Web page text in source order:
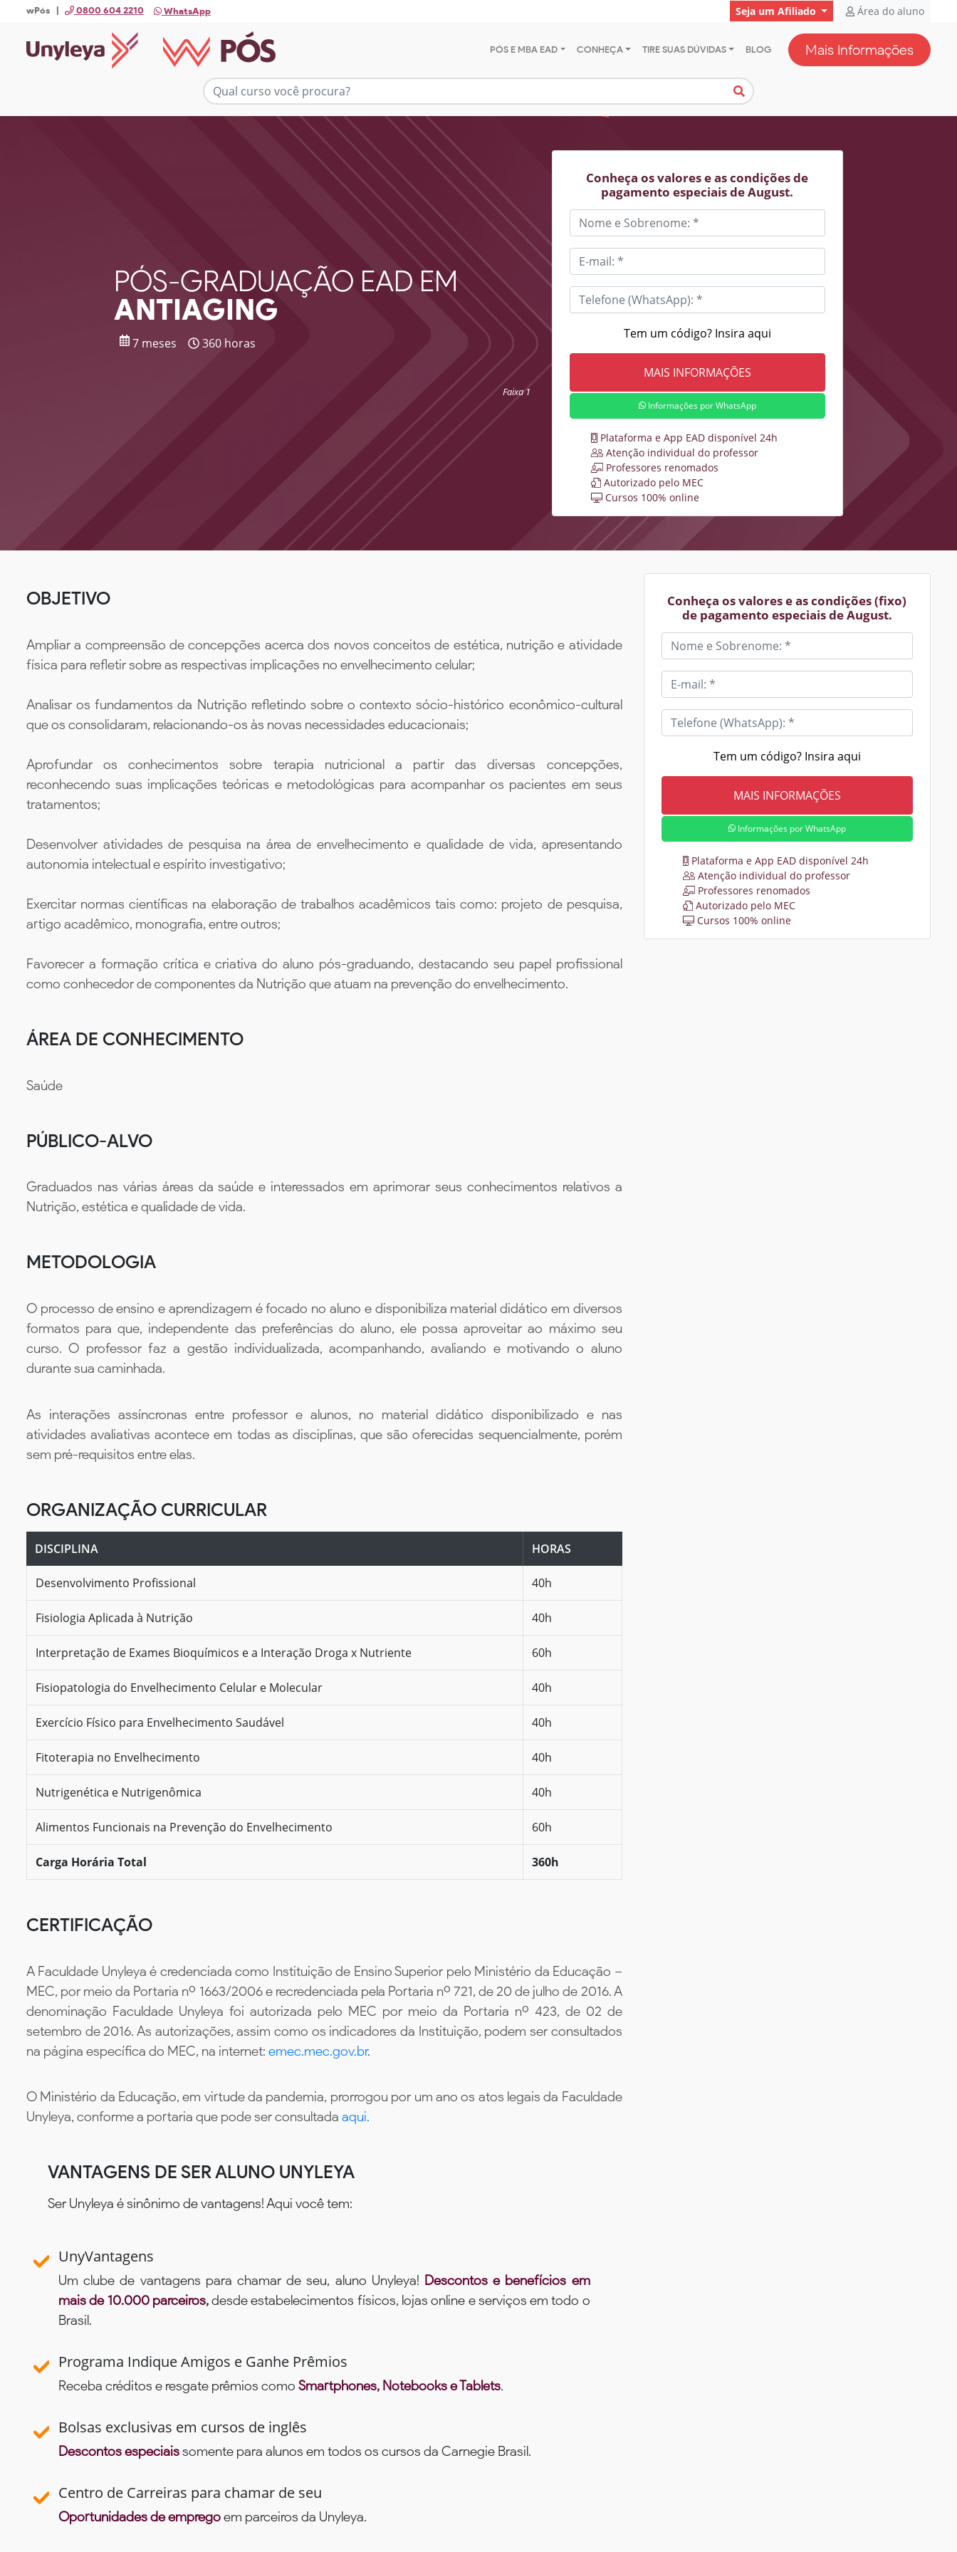
wPós | 0800 604 2210 WhatsApp Seja um Afiliado Área do aluno
PÓS E MBA EAD CONHEÇA TIRE SUAS DÚVIDAS BLOG Mais Informações
PÓS-GRADUAÇÃO EAD EM
ANTIAGING
7 meses 360 horas
Faixa 1
Conheça os valores e as condições de
pagamento especiais de August.
Tem um código? Insira aqui
Informações por WhatsApp
Plataforma e App EAD disponível 24h
Atenção individual do professor
Professores renomados
Autorizado pelo MEC
Cursos 100% online
OBJETIVO
Ampliar a compreensão de concepções acerca dos novos conceitos de estética, nutrição e atividade
física para refletir sobre as respectivas implicações no envelhecimento celular;
Analisar os fundamentos da Nutrição refletindo sobre o contexto sócio-histórico econômico-cultural
que os consolidaram, relacionando-os às novas necessidades educacionais;
Aprofundar os conhecimentos sobre terapia nutricional a partir das diversas concepções,
reconhecendo suas implicações teóricas e metodológicas para acompanhar os pacientes em seus
tratamentos;
Desenvolver atividades de pesquisa na área de envelhecimento e qualidade de vida, apresentando
autonomia intelectual e espírito investigativo;
Exercitar normas científicas na elaboração de trabalhos acadêmicos tais como: projeto de pesquisa,
artigo acadêmico, monografia, entre outros;
Favorecer a formação crítica e criativa do aluno pós-graduando, destacando seu papel profissional
como conhecedor de componentes da Nutrição que atuam na prevenção do envelhecimento.
ÁREA DE CONHECIMENTO
Saúde
PÚBLICO-ALVO
Graduados nas várias áreas da saúde e interessados em aprimorar seus conhecimentos relativos a
Nutrição, estética e qualidade de vida.
METODOLOGIA
O processo de ensino e aprendizagem é focado no aluno e disponibiliza material didático em diversos
formatos para que, independente das preferências do aluno, ele possa aproveitar ao máximo seu
curso. O professor faz a gestão individualizada, acompanhando, avaliando e motivando o aluno
durante sua caminhada.
As interações assíncronas entre professor e alunos, no material didático disponibilizado e nas
atividades avaliativas acontece em todas as disciplinas, que são oferecidas sequencialmente, porém
sem pré-requisitos entre elas.
ORGANIZAÇÃO CURRICULAR
DISCIPLINA HORAS
Desenvolvimento Profissional 40h
Fisiologia Aplicada à Nutrição 40h
Interpretação de Exames Bioquímicos e a Interação Droga x Nutriente 60h
Fisiopatologia do Envelhecimento Celular e Molecular 40h
Exercício Físico para Envelhecimento Saudável 40h
Fitoterapia no Envelhecimento 40h
Nutrigenética e Nutrigenômica 40h
Alimentos Funcionais na Prevenção do Envelhecimento 60h
Carga Horária Total 360h
CERTIFICAÇÃO
A Faculdade Unyleya é credenciada como Instituição de Ensino Superior pelo Ministério da Educação –
MEC, por meio da Portaria nº 1663/2006 e recredenciada pela Portaria nº 721, de 20 de julho de 2016. A
denominação Faculdade Unyleya foi autorizada pelo MEC por meio da Portaria nº 423, de 02 de
setembro de 2016. As autorizações, assim como os indicadores da Instituição, podem ser consultados
na página específica do MEC, na internet: emec.mec.gov.br.
O Ministério da Educação, em virtude da pandemia, prorrogou por um ano os atos legais da Faculdade
Unyleya, conforme a portaria que pode ser consultada aqui.
VANTAGENS DE SER ALUNO UNYLEYA
Ser Unyleya é sinônimo de vantagens! Aqui você tem:
UnyVantagens
Um clube de vantagens para chamar de seu, aluno Unyleya! Descontos e benefícios em
mais de 10.000 parceiros,desde estabelecimentos físicos, lojas online e serviços em todo o
Brasil.
Programa Indique Amigos e Ganhe Prêmios
Receba créditos e resgate prêmios como Smartphones, Notebooks e Tablets.
Bolsas exclusivas em cursos de inglês
Descontos especiaissomente para alunos em todos os cursos da Carnegie Brasil.
Centro de Carreiras para chamar de seu
Oportunidades de empregoem parceiros da Unyleya.
Conheça os valores e as condições (fixo)
de pagamento especiais de August.
Tem um código? Insira aqui
Informações por WhatsApp
Plataforma e App EAD disponível 24h
Atenção individual do professor
Professores renomados
Autorizado pelo MEC
Cursos 100% online